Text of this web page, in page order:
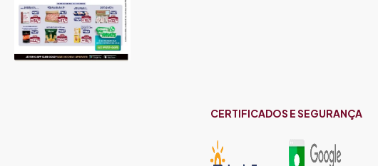
CERTIFICADOS E SEGURANÇA